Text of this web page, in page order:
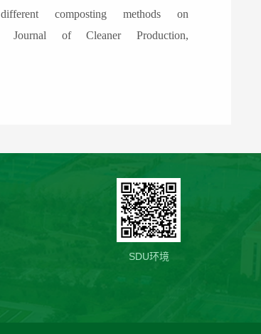
composting methods on
Journal of Cleaner Production,
SDU环境